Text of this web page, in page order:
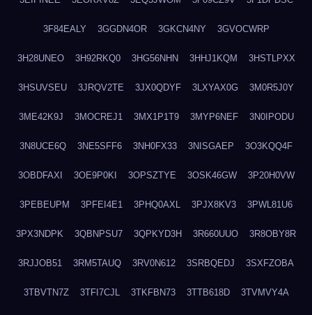
3F84EALY 3GGDN4OR 3GKCN4NY 3GVOCWRP
3H28UNEO 3H92RKQ0 3HG56NHN 3HHJ1KQM 3HSTLPXX
3HSUVSEU 3JRQV2TE 3JX0QDYF 3LXYAX0G 3M0R5J0Y
3ME42K9J 3MOCREJ1 3MX1P1T9 3MYP6NEF 3N0IPODU
3N8UCE6Q 3NE5SFF6 3NH0FX33 3NISGAEP 3O3KQQ4F
3OBDFAXI 3OE9P0KI 3OPSZTYE 3OSK46GW 3P20H0VW
3PEBEUPM 3PFEI4E1 3PHQ0AXL 3PJX8KV3 3PWL81U6
3PX3NDPK 3QBNPSU7 3QPKYD3H 3R660UUO 3R8OBY8R
3RJJOB51 3RM5TAUQ 3RV0N612 3SRBQEDJ 3SXFZOBA
3TBVTN7Z 3TFI7CJL 3TKFBN73 3TTB618D 3TVMVY4A